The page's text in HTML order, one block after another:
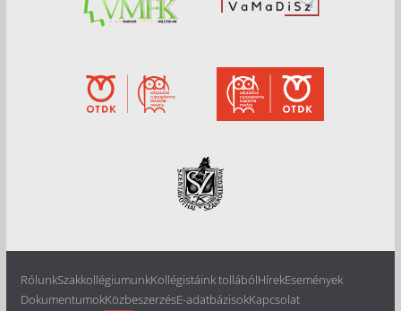
RólunkSzakkollégiumunkKollégistáink tollábólHírekEsemények
DokumentumokKözbeszerzésE-adatbázisokKapcsolat